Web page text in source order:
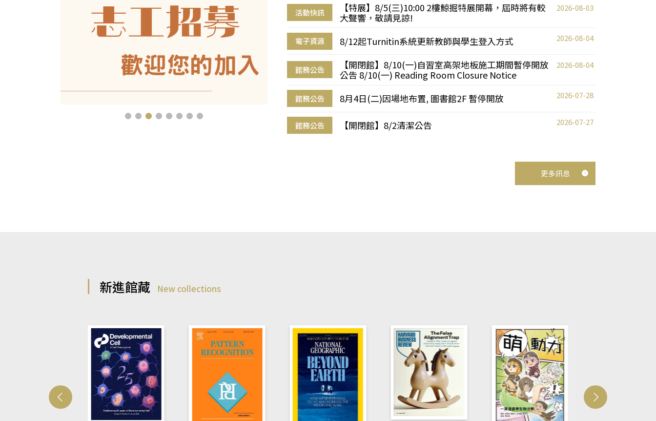
活動快訊
【特展】8/5(三)10:00 2樓鯨掘特展開幕，屆時將有較
大聲響，敬請見諒!
2026-08-03
電子資源 8/12起Turnitin系統更新教師與學生登入方式 2026-08-04
館務公告
【開閉館】8/10(一)自習室高架地板施工期間暫停開放
公告 8/10(一) Reading Room Closure Notice
2026-08-04
館務公告 8月4日(二)因場地布置, 圖書館2F 暫停開放 2026-07-28
館務公告 【開閉館】8/2清潔公告 2026-07-27
更多訊息
新進館藏 New collections